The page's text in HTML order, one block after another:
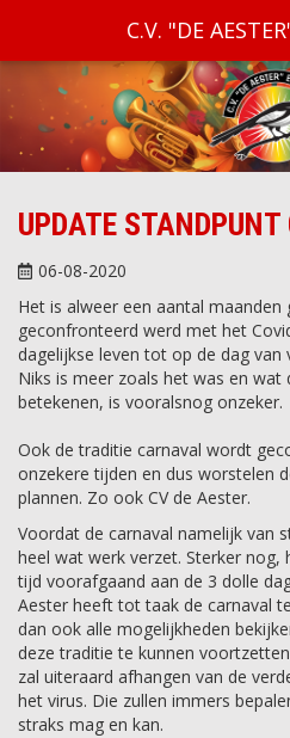
C.V. "DE
UPDATE
06-08-2020
Het is alweer een aantal maanden
geconfronteerd werd met het
dagelijkse leven tot op de dag van
Niks is meer zoals het was en
betekenen, is vooralsnog onzeker.
Ook de traditie carnaval wordt
onzekere tijden en dus worstelen
plannen. Zo ook CV de Aester.
Voordat de carnaval namelijk van
heel wat werk verzet. Sterker
tijd voorafgaand aan de 3 dolle
Aester heeft tot taak de carnaval
dan ook alle mogelijkheden
deze traditie te kunnen
zal uiteraard afhangen van de
het virus. Die zullen immers
straks mag en kan.